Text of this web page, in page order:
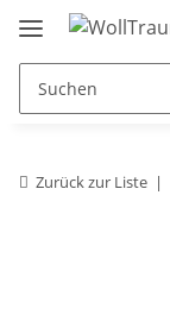
Zurück zur Liste